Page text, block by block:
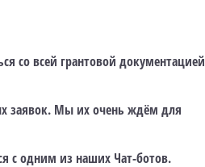
со всей грантовой документацией
заявок. Мы их очень ждём для
с одним из наших Чат-ботов.